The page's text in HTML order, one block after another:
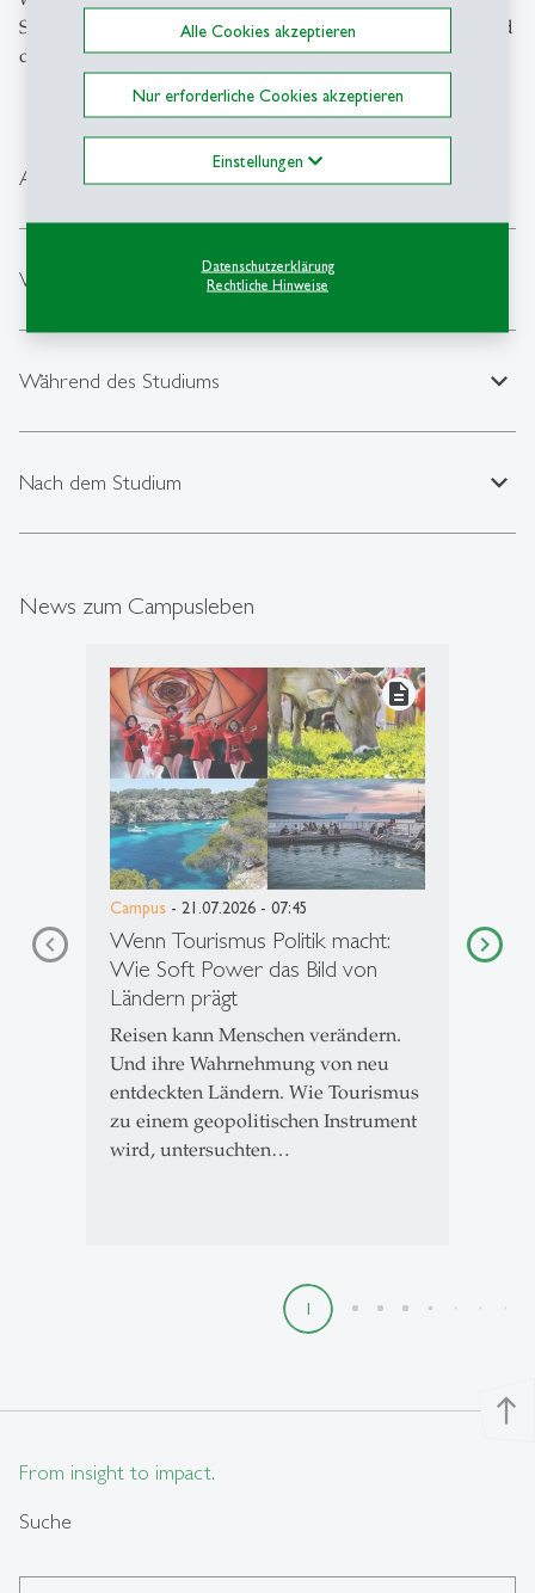
Alle Cookies akzeptieren
Nur erforderliche Cookies akzeptieren
Einstellungen
Datenschutzerklärung
Rechtliche Hinweise
Sammlung, um dich optimal vorzubereiten, dich während
des Studiums zurechtzufinden.
Allgemeine Informationen
Vor dem Studium
Während des Studiums expand_less
Nach dem Studium expand_less
News zum Campusleben
description
Campus - 21.07.2026 - 07:45
Wenn Tourismus Politik macht:
Wie Soft Power das Bild von
Ländern prägt
Reisen kann Menschen verändern.
Und ihre Wahrnehmung von neu
entdeckten Ländern. Wie Tourismus
zu einem geopolitischen Instrument
wird, untersuchten…
1 2 3 4 5 6 7 8
north
From insight to impact.
Suche